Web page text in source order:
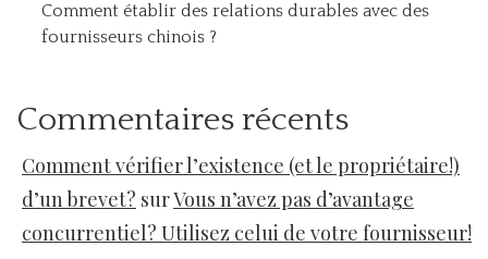
Comment établir des relations durables avec des
fournisseurs chinois ?
Commentaires récents
Comment vérifier l’existence (et le propriétaire!)
d’un brevet? surVous n’avez pas d’avantage
concurrentiel? Utilisez celui de votre fournisseur!